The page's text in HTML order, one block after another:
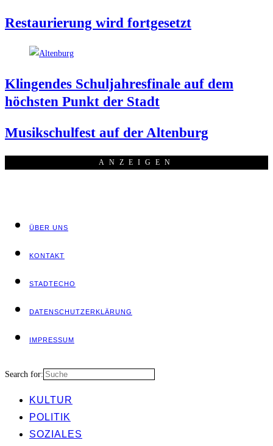
Restau­rie­rung wird fortgesetzt
Klin­gen­des Schul­jah­res­fi­na­le auf dem
höchs­ten Punkt der Stadt
Musik­schul­fest auf der Altenburg
ANZEI­GEN
ÜBER UNS
KON­TAKT
STADT­ECHO
DATEN­SCHUTZ­ER­KLÄ­RUNG
IMPRES­SUM
Search for:
KUL­TUR
POLI­TIK
SOZIA­LES